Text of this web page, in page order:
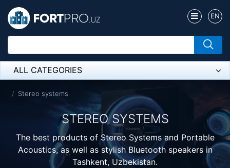
EN
ALL CATEGORIES
Микрофон
Напольные розетки
Оборудование Mikrotik
Пылесос
Stereo systems
STEREO SYSTEMS
The best products of Stereo Systems and Portable
Acoustics, as well as stylish Bluetooth speakers in
Tashkent, Uzbekistan.